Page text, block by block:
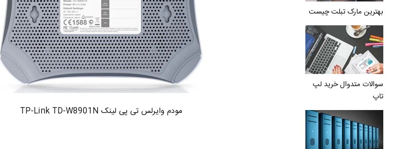
بهترین مارک تبلت چیست
سوالات متدوال خرید لپ
تاپ
مودم وایرلس تی پی لینک TP-Link TD-W8901N